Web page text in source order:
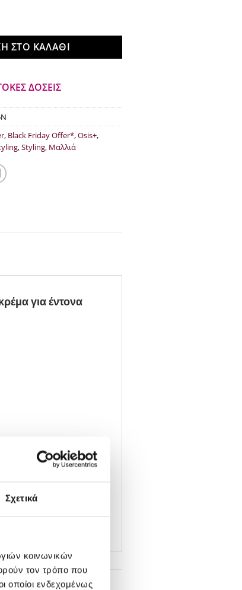
Σχετικά
κοινωνικών
τον τρόπο που
οποίοι ενδεχομένως
Osis+ Mighty Matte 100ml ποσότητα
ΣΤΟ ΚΑΛΆΘΙ
ΔΟΣΕΙΣ
, Black Friday Offer*,Osis+,
,Styling, Μαλλιά
για έντονα